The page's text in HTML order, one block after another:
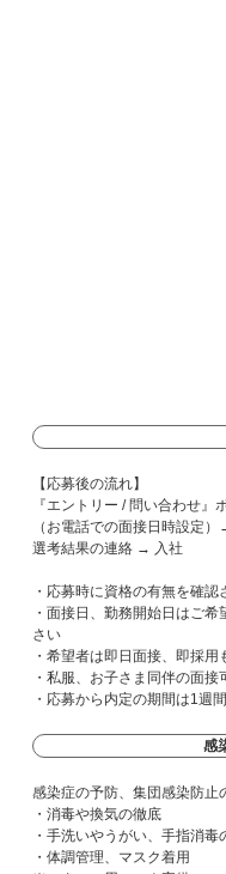
【応募後の流れ】
『エントリー / 問い合わせ
（お電話での面接日時設定
選考結果の連絡 → 入社
・応募時に資格の有無を確
・面接日、勤務開始日はご
さい
・希望者は即日面接、即採
・私服、お子さま同伴の面接
・応募から内定の期間は1週
感
感染症の予防、集団感染防止
・消毒や換気の徹底
・手洗いやうがい、手指消毒
・体調管理、マスク着用